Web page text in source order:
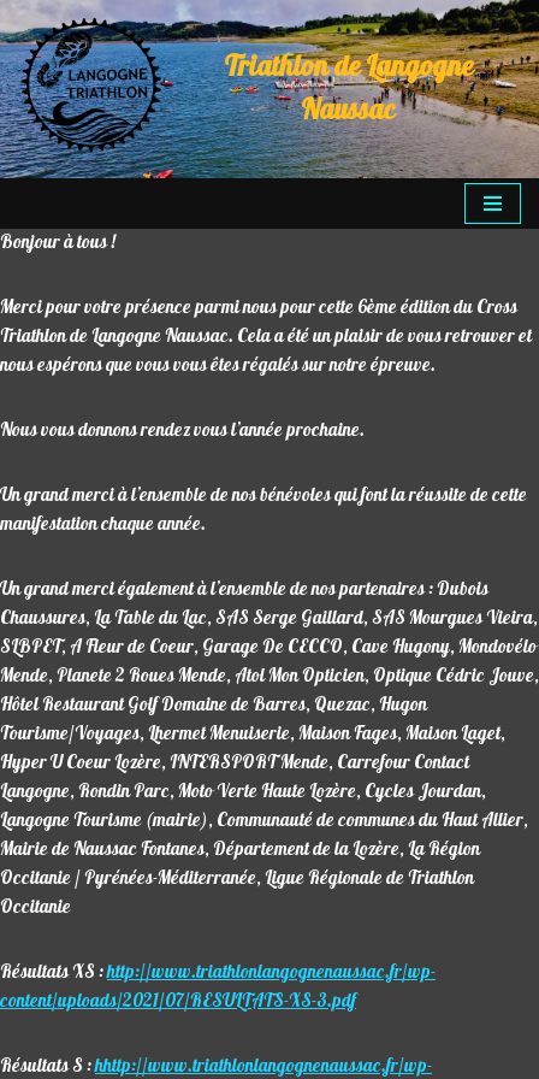
Aller
au
contenu
Triathlon de Langogne
Naussac
Bonjour à tous !
Merci pour votre présence parmi nous pour cette 6ème édition du Cross
Triathlon de Langogne Naussac. Cela a été un plaisir de vous retrouver et
nous espérons que vous vous êtes régalés sur notre épreuve.
Nous vous donnons rendez vous l’année prochaine.
Un grand merci à l’ensemble de nos bénévoles qui font la réussite de cette
manifestation chaque année.
Un grand merci également à l’ensemble de nos partenaires : Dubois
Chaussures, La Table du Lac, SAS Serge Gaillard, SAS Mourgues Vieira,
SLBPET, A Fleur de Coeur, Garage De CECCO, Cave Hugony, Mondovélo
Mende, Planete 2 Roues Mende, Atol Mon Opticien, Optique Cédric Jouve,
Hôtel Restaurant Golf Domaine de Barres, Quezac, Hugon
Tourisme/Voyages, Lhermet Menuiserie, Maison Fages, Maison Laget,
Hyper U Coeur Lozère, INTERSPORT Mende, Carrefour Contact
Langogne, Rondin Parc, Moto Verte Haute Lozère, Cycles Jourdan,
Langogne Tourisme (mairie), Communauté de communes du Haut Allier,
Mairie de Naussac Fontanes, Département de la Lozère, La Région
Occitanie / Pyrénées-Méditerranée, Ligue Régionale de Triathlon
Occitanie
Résultats XS :http://www.triathlonlangognenaussac.fr/wp-
content/uploads/2021/07/RESULTATS-XS-3.pdf
Résultats S :hhttp://www.triathlonlangognenaussac.fr/wp-